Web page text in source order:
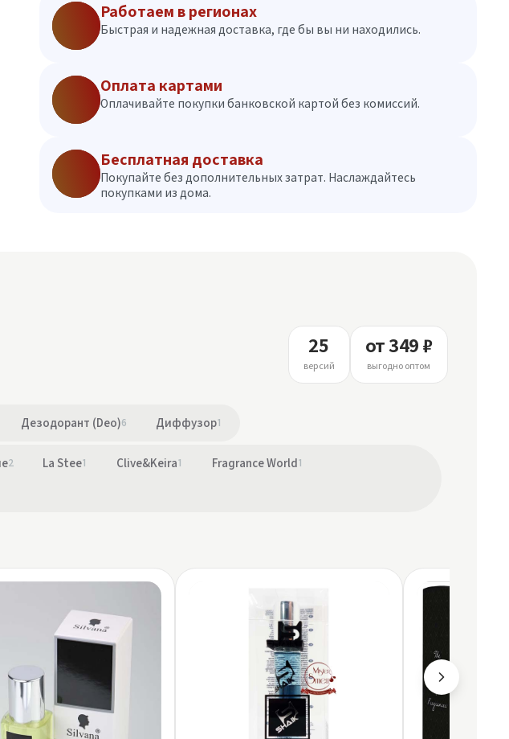
Работаем в регионах
Быстрая и надежная доставка, где бы вы ни находились.
Оплата картами
Оплачивайте покупки банковской картой без комиссий.
Бесплатная доставка
Покупайте без дополнительных затрат. Наслаждайтесь
покупками из дома.
25
версий
от 349 ₽
выгодно оптом
Дезодорант (Deo)6 Диффузор1
2 La Stee1 Clive&Keira1 Fragrance World 1